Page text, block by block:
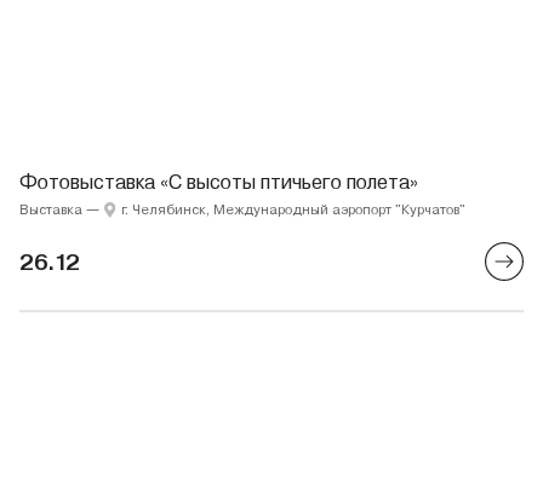
Фотовыставка «С высоты птичьего полета»
Выставка — г. Челябинск, Международный аэропорт "Курчатов"
26.12